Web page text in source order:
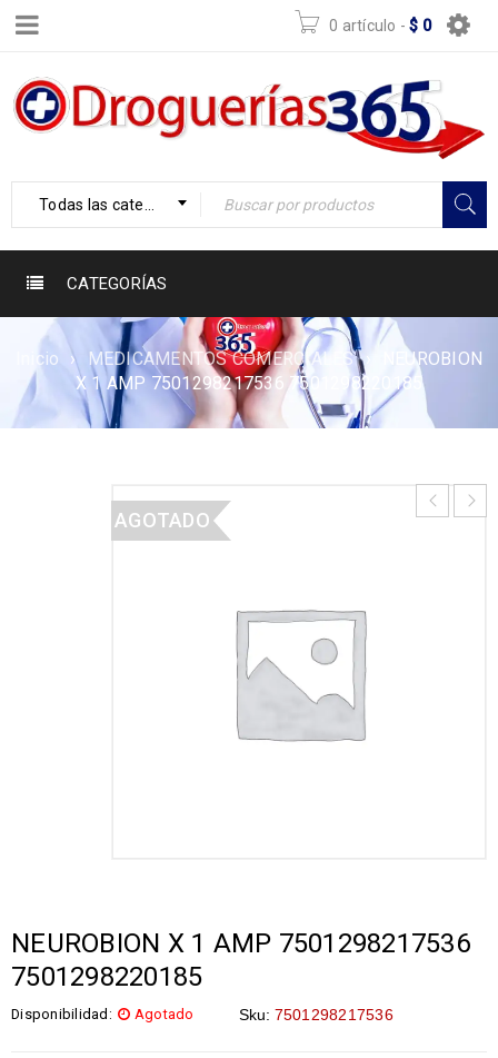
0 artículo - $ 0
Todas las categorías
CATEGORÍAS
Inicio › MEDICAMENTOS COMERCIALES ›
NEUROBION
X 1 AMP 7501298217536 7501298220185
AGOTADO
NEUROBION X 1 AMP 7501298217536
7501298220185
Disponibilidad: Agotado Sku: 7501298217536